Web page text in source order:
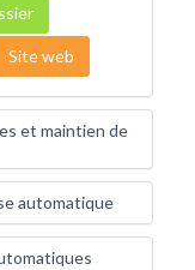
Site web
et maintien de
automatique